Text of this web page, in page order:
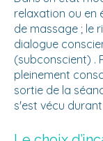
relaxation ou en
de massage ; le
dialogue
(subconscient) .
pleinement
sortie de la
s'est vécu